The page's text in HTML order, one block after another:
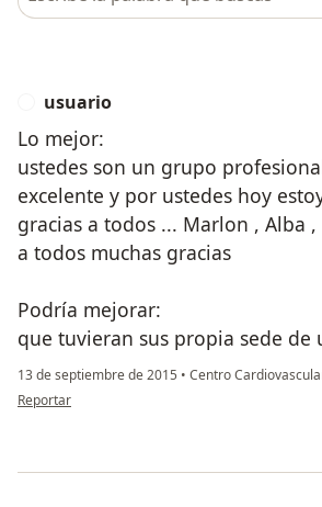
usuario
Lo mejor:
ustedes son un grupo
excelente y por ustedes hoy
gracias a todos ... Marlon , Alba
a todos muchas gracias
Podría mejorar:
que tuvieran sus propia sede de
13 de septiembre de 2015 • Centro
en opinión del usuario usuario
Reportar